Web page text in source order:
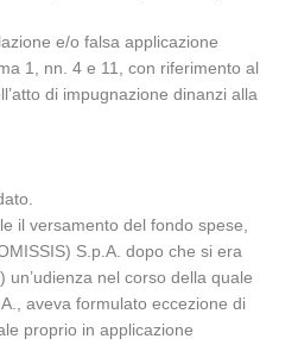
e/o falsa applicazione
1, nn. 4 e 11, con riferimento al
di impugnazione dinanzi alla
il versamento del fondo spese,
S.p.A. dopo che si era
nel corso della quale
aveva formulato eccezione di
proprio in applicazione